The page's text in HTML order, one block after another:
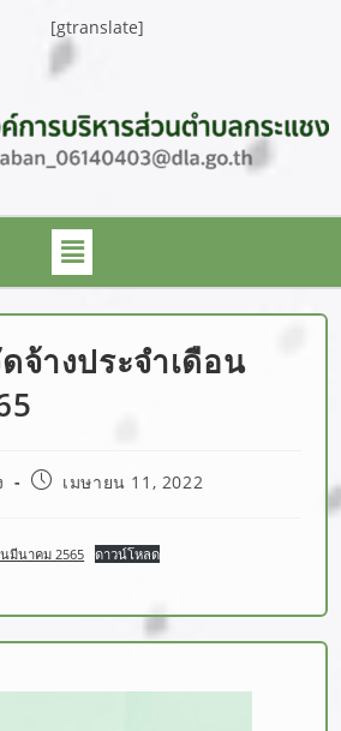
[gtranslate]
จ้างประจำเดือน
เมษายน 11, 2022
มีนาคม 2565 ดาวน์โหลด